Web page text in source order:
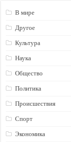
В мире
Другое
Культура
Наука
Общество
Политика
Происшествия
Спорт
Экономика